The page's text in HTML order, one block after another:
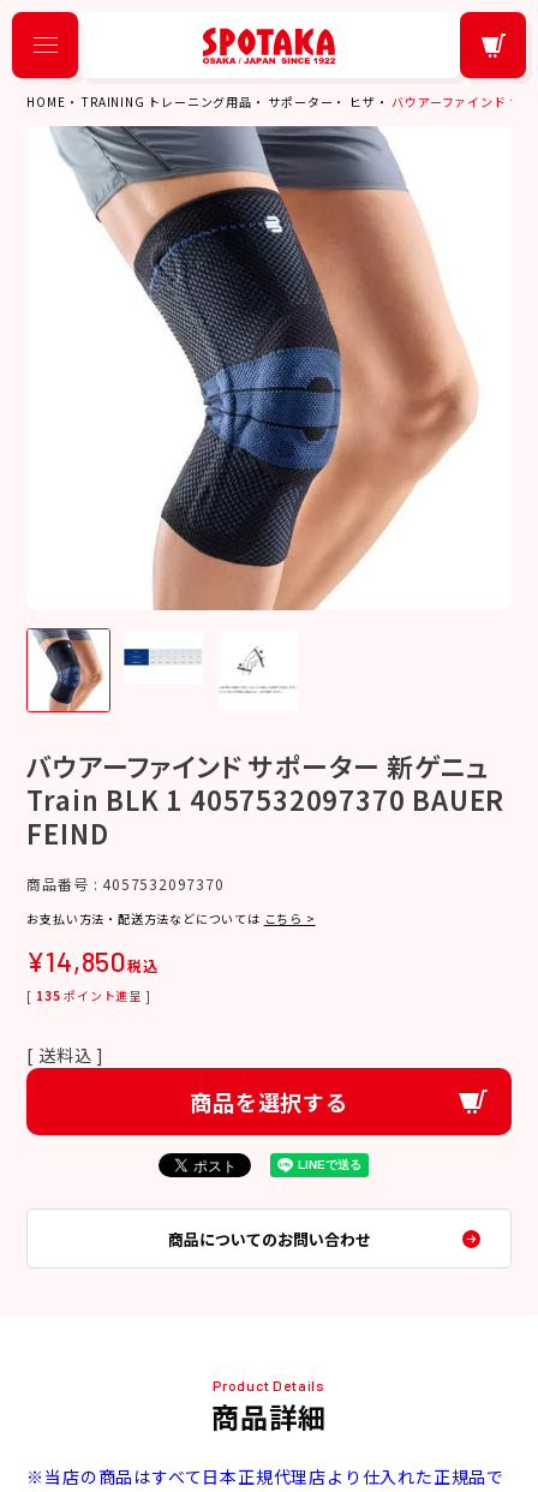
HOME TRAINING トレーニング用品 サポーター ヒザ バウアーファインド サ
バウアーファインド サポーター 新ゲニュ
Train BLK 1 4057532097370 BAUER
FEIND
商品番号 4057532097370
お支払い方法・配送方法などについては こちら >
¥14,850税込
[ 135 ポイント進呈 ]
送料込
商品を選択する
商品についてのお問い合わせ
Product Details
商品詳細
※当店の商品はすべて日本正規代理店より仕入れた正規品で